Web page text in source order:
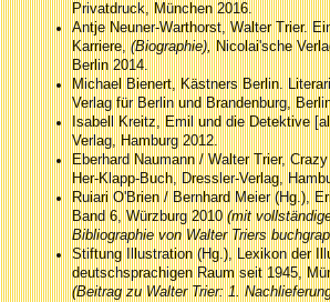
Privatdruck, München 2016.
Antje Neuner-Warthorst, Walter Trier.
Karriere, (Biographie), Nicolai'sche
Berlin 2014.
Michael Bienert, Kästners Berlin.
Verlag für Berlin und Brandenburg,
Isabell Kreitz, Emil und die Detektive
Verlag, Hamburg 2012.
Eberhard Naumann / Walter Trier,
Her-Klapp-Buch, Dressler-Verlag,
Ruiari O'Brien / Bernhard Meier (Hg.),
Band 6, Würzburg 2010 (mit
Bibliographie von Walter Triers
Stiftung Illustration (Hg.), Lexikon der
deutschsprachigen Raum seit 1945,
(Beitrag zu Walter Trier: 1.